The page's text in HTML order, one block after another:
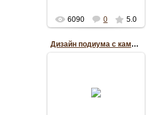
6090 0 5.0
Дизайн подиума с камином